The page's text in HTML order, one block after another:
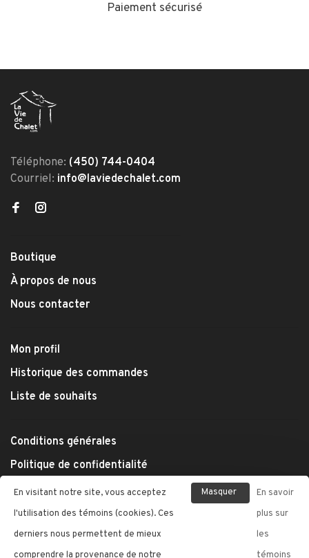
Paiement sécurisé
Téléphone: (450) 744-0404
Courriel: info@laviedechalet.com
Boutique
À propos de nous
Nous contacter
Mon profil
Historique des commandes
Liste de souhaits
Conditions générales
Politique de confidentialité
Modes de paiement
Expédition et retours
En visitant notre site, vous acceptez
l'utilisation des témoins (cookies). Ces
derniers nous permettent de mieux
comprendre la provenance de notre
Masquer
En savoir
plus sur
les
témoins